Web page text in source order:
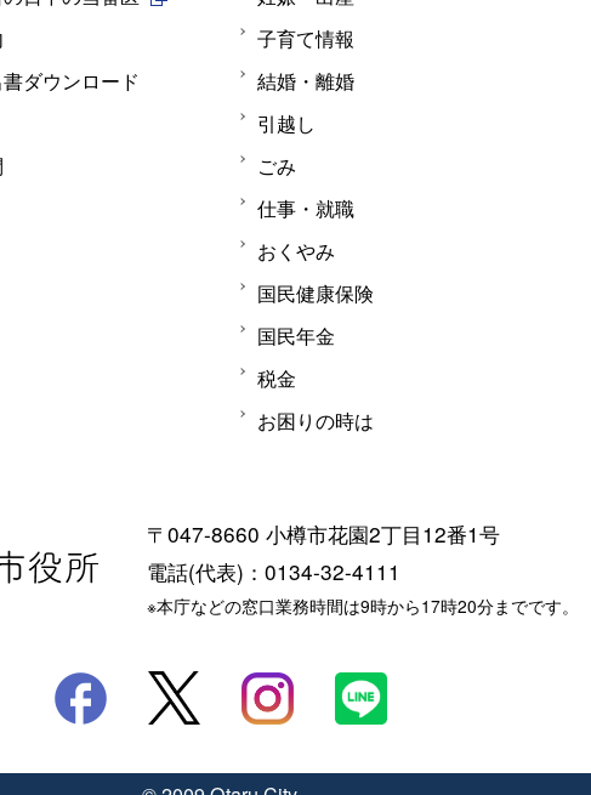
ダウンロード
子育て情報
結婚・離婚
引越し
ごみ
仕事・就職
おくやみ
国民健康保険
国民年金
税金
お困りの時は
〒047-8660 小樽市花園2丁目12番1号
電話(代表)：0134-32-4111
※本庁などの窓口業務時間は9時から17時20分までです。